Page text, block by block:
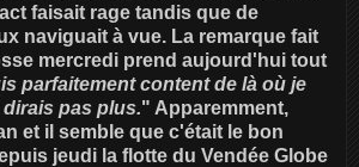
faisait rage tandis que de
naviguait à vue. La remarque fait
mercredi prend aujourd'hui tout
parfaitement content de là où je
pas plus." Apparemment,
et il semble que c'était le bon
jeudi la flotte du Vendée Globe